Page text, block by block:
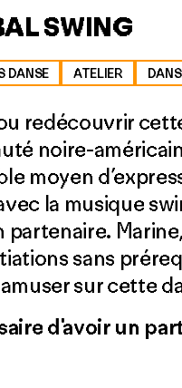
SWING
DANSE ATELIER
redécouvrir
noire-
moyen
la musique
partenaire.
sans
sur cette
d'avoir un